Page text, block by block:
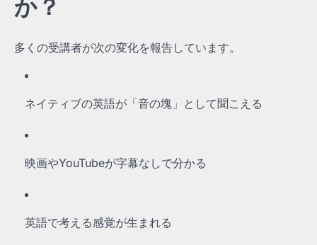
か？
多くの受講者が次の変化を報告しています。
ネイティブの英語が「音の塊」として聞こえる
映画やYouTubeが字幕なしで分かる
英語で考える感覚が生まれる